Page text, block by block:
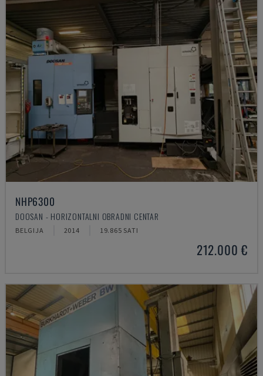
NHP6300
DOOSAN - HORIZONTALNI OBRADNI CENTAR
BELGIJA 2014 19.865 SATI
212.000 €